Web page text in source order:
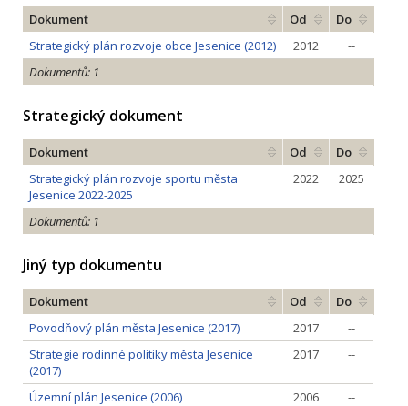
Dokument Od
Do
Strategický plán rozvoje obce Jesenice (2012)
2012
--
Dokumentů: 1
Strategický dokument
Dokument Od
Do
Strategický plán rozvoje sportu města
Jesenice 2022-2025
2022 2025
Dokumentů: 1
Jiný typ dokumentu
Dokument Od
Do
Povodňový plán města Jesenice (2017)
2017
--
Strategie rodinné politiky města Jesenice
(2017)
2017 --
Územní plán Jesenice (2006) 2006
--